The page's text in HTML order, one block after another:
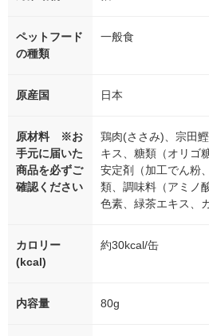
ペットフード
の種類
一般食
原産国 日本
原材料 ※お
手元に届いた
商品を必ずご
確認ください
鶏肉(ささみ)、宗田
キス、糖類（オリゴ
安定剤（加工でん粉
類、調味料（アミノ
色素、緑茶エキス、
カロリー
(kcal)
約30kcal/缶
内容量 80g